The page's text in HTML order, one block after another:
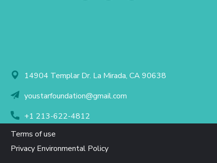
14904 Templar Dr. La Mirada, CA 90638
youstarfoundation@gmail.com
+1 213-622-4812
Terms of use
Privacy Environmental Policy